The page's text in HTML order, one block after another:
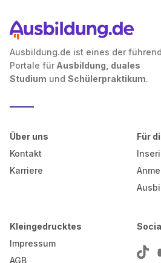
Ausbildung.de ist eines der
Portale für Ausbildung, duales
Studium und Schülerpraktikum.
Über uns
Kontakt
Karriere
Für
Kleingedrucktes
Impressum
AGB